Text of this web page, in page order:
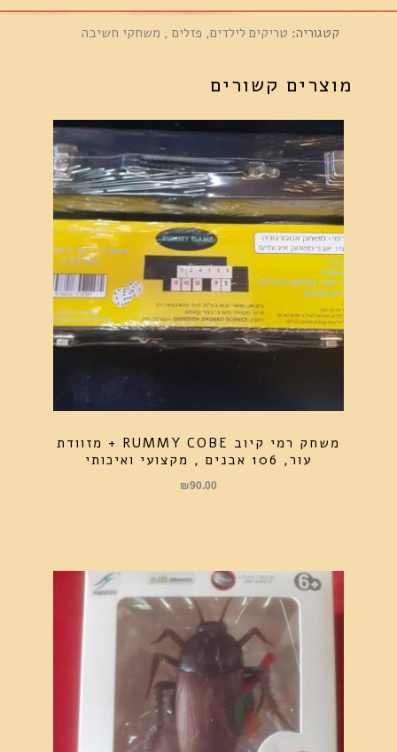
אסלה
קטנה
מים
קטגוריה: טריקים לילדים, פזלים , משחקי חשיבה
מוצרים קשורים
משחק רמי קיוב RUMMY COBE + מזוודת
עור, 106 אבנים , מקצועי ואיכותי
₪90.00